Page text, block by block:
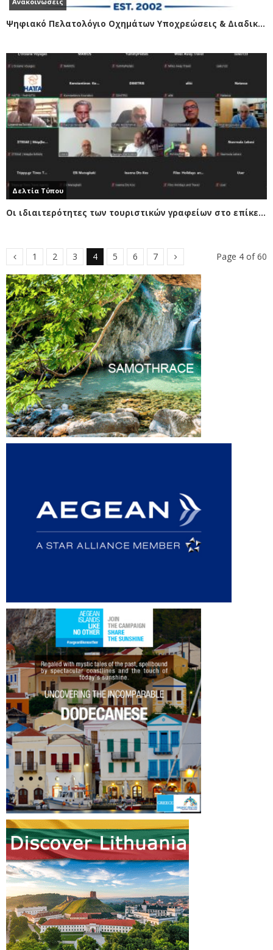
Ψηφιακό Πελατολόγιο Οχημάτων Υποχρεώσεις & Διαδικασία Τήρησης & Ενημέρωσης
Δελτία Τύπου
Οι ιδιαιτερότητες των τουριστικών γραφείων στο επίκεντρο για το Ψηφιακό Πελατολόγιο Οχημάτων
Page 4 of 60
1 2 3 4 5 6 7